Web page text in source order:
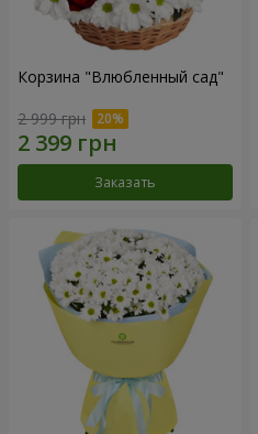
Корзина "Влюбленный сад"
2 999 грн
Заказать